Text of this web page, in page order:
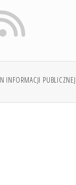
INFORMACJI PUBLICZNEJ